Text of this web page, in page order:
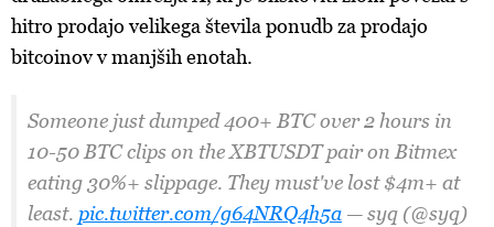
hitro prodajo velikega števila ponudb za prodajo
bitcoinov v manjših enotah.
Someone just dumped 400+ BTC over 2 hours in
10-50 BTC clips on the XBTUSDT pair on Bitmex
eating 30%+ slippage. They must've lost $4m+ at
least. pic.twitter.com/g64NRQ4h5a — syq (@syq)